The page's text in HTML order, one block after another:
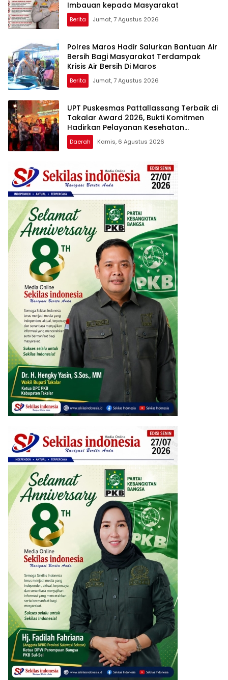
Imbauan kepada Masyarakat
Berita Jumat, 7 Agustus 2026
Polres Maros Hadir Salurkan Bantuan Air
Bersih Bagi Masyarakat Terdampak
Krisis Air Bersih Di Maros
Berita Jumat, 7 Agustus 2026
UPT Puskesmas Pattallassang Terbaik di
Takalar Award 2026, Bukti Komitmen
Hadirkan Pelayanan Kesehatan
Berkualitas
Daerah Kamis, 6 Agustus 2026